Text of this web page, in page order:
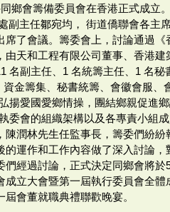
鄉會籌備委員會在香港正式成立
副主任鄒宛均， 街道僑聯會各主
了會議。籌委會上，討論通過《
天和工程有限公司董事、香港建
名副主任、1 名統籌主任、1 名秘
金籌集、秘書統籌、會徽會服、
揚愛國愛鄉情操，團結鄉親促進
委會的組織架構以及各專責小組
潤林先生任監事長，籌委們紛紛
運作和工作內容做了深入討論，
經過討論，正式決定同鄉會將於
立大會暨第一屆執行委員會全體
會董就職典禮聯歡晚宴。